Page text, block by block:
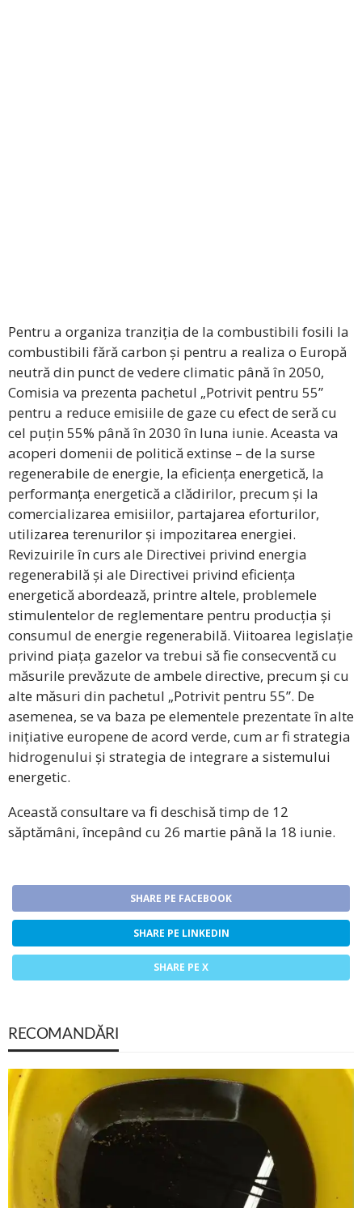
Pentru a organiza tranziția de la combustibili fosili la
combustibili fără carbon și pentru a realiza o Europă
neutră din punct de vedere climatic până în 2050,
Comisia va prezenta pachetul „Potrivit pentru 55”
pentru a reduce emisiile de gaze cu efect de seră cu
cel puțin 55% până în 2030 în luna iunie. Aceasta va
acoperi domenii de politică extinse – de la surse
regenerabile de energie, la eficiența energetică, la
performanța energetică a clădirilor, precum și la
comercializarea emisiilor, partajarea eforturilor,
utilizarea terenurilor și impozitarea energiei.
Revizuirile în curs ale Directivei privind energia
regenerabilă și ale Directivei privind eficiența
energetică abordează, printre altele, problemele
stimulentelor de reglementare pentru producția și
consumul de energie regenerabilă. Viitoarea legislație
privind piața gazelor va trebui să fie consecventă cu
măsurile prevăzute de ambele directive, precum și cu
alte măsuri din pachetul „Potrivit pentru 55”. De
asemenea, se va baza pe elementele prezentate în alte
inițiative europene de acord verde, cum ar fi strategia
hidrogenului și strategia de integrare a sistemului
energetic.
Această consultare va fi deschisă timp de 12
săptămâni, începând cu 26 martie până la 18 iunie.
SHARE PE FACEBOOK
SHARE PE LINKEDIN
SHARE PE X
RECOMANDĂRI